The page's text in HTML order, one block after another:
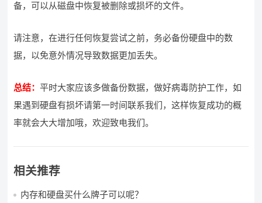
备，可以从磁盘中恢复被删除或损坏的文件。
请注意，在进行任何恢复尝试之前，务必备份硬盘中的数
据，以免意外情况导致数据更加丢失。
总结：平时大家应该多做备份数据，做好病毒防护工作，如
果遇到硬盘有损坏请第一时间联系我们，这样恢复成功的概
率就会大大增加哦，欢迎致电我们。
相关推荐
内存和硬盘买什么牌子可以呢？